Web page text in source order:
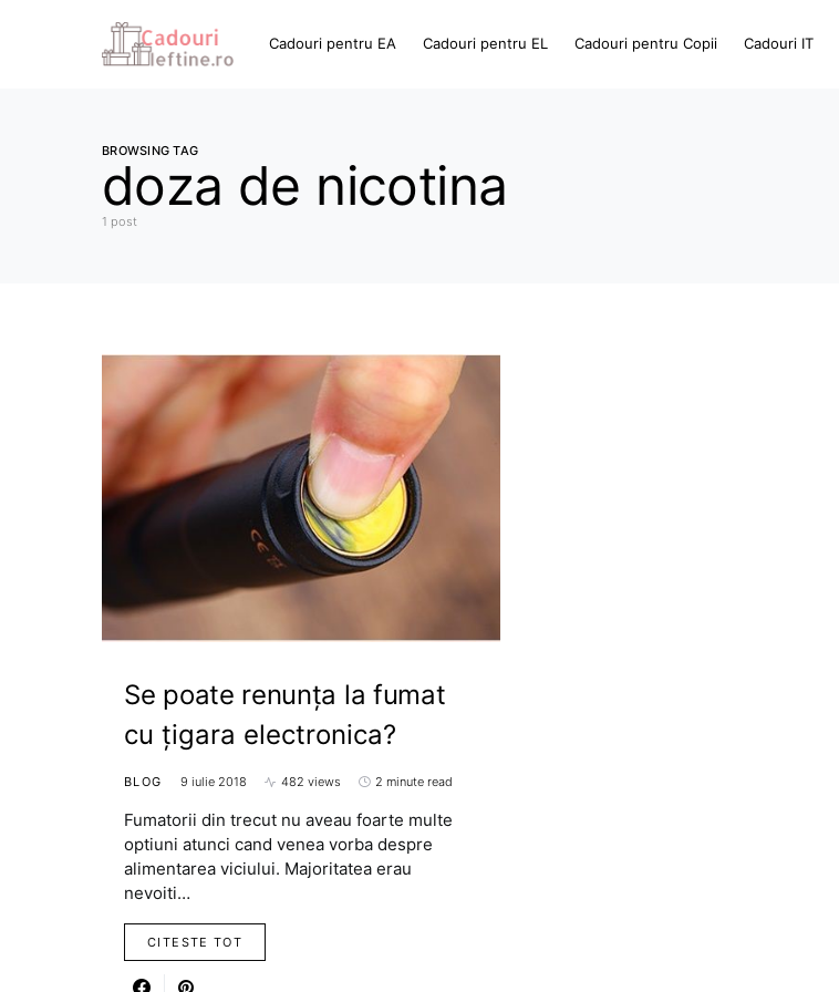
Cadouri pentru EA Cadouri pentru EL Cadouri pentru Copii Cadouri IT
BROWSING TAG
doza de nicotina
1 post
Se poate renunța la fumat
cu țigara electronica?
BLOG 9 iulie 2018 482 views 2 minute read
Fumatorii din trecut nu aveau foarte multe
optiuni atunci cand venea vorba despre
alimentarea viciului. Majoritatea erau
nevoiti…
CITESTE TOT